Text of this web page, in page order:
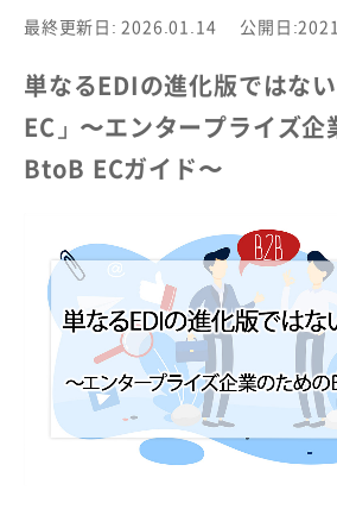
最終更新日: 2026.01.14 公開日
単なるEDIの進化版ではな
EC」〜エンタープライズ企
BtoB ECガイド〜